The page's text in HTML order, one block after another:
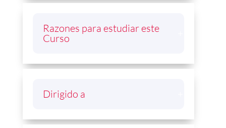
Razones para estudiar este
Curso
Dirigido a